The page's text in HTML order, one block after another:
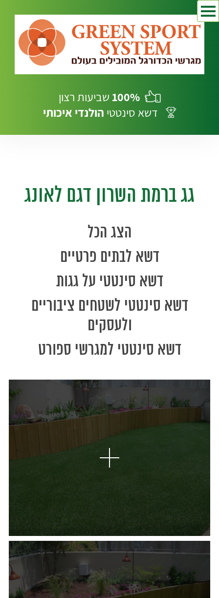
100% שביעות רצון
דשא סינטטי הולנדי איכותי
גג ברמת השרון דגם לאונג
הצג הכל
דשא לבתים פרטיים
דשא סינטטי על גגות
דשא סינטטי לשטחים ציבוריים
ולעסקים
דשא סינטטי למגרשי ספורט